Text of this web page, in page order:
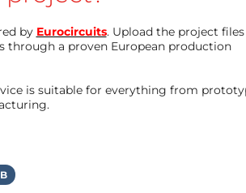
by Eurocircuits. Upload the project
through a proven European production
is suitable for everything from